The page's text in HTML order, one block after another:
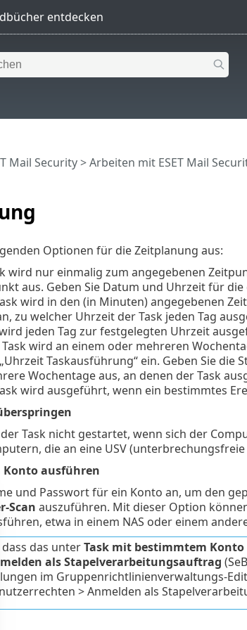
Mail Security>Arbeiten mit ESET Mail
Optionen für die Zeitplanung aus:
wird nur einmalig zum angegebenen
aus. Geben Sie Datum und Uhrzeit für
wird in den (in Minuten) angegebenen
zu welcher Uhrzeit der Task jeden Tag
jeden Tag zur festgelegten Uhrzeit
Task wird an einem oder mehreren
Taskausführung“ ein. Geben Sie die
Wochentage aus, an denen der Task
wird ausgeführt, wenn ein bestimmtes
Task nicht gestartet, wenn sich der
die an eine USV
ausführen
und Passwort für ein Konto an, um den
Scan auszuführen. Mit dieser Option
etwa in einem NAS oder einem
dass das unterTask mit bestimmtem
als Stapelverarbeitungsauftrag
im Gruppenrichtlinienverwaltungs-
> Anmelden als